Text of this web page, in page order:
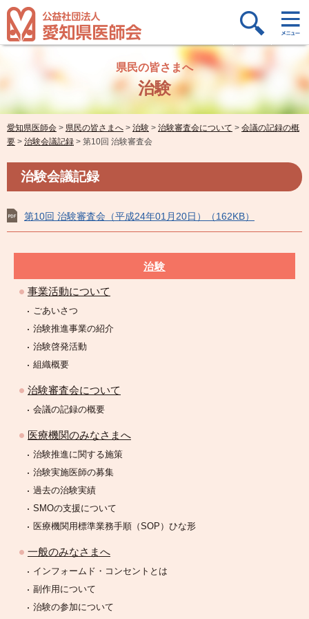
県民の皆さまへ
治験
愛知県医師会 > 県民の皆さまへ > 治験 > 治験審査会について > 会議の記録の概
要 > 治験会議記録 > 第10回 治験審査会
治験会議記録
第10回 治験審査会（平成24年01月20日）（162KB）
治験
事業活動について
ごあいさつ
治験推進事業の紹介
治験啓発活動
組織概要
治験審査会について
会議の記録の概要
医療機関のみなさまへ
治験推進に関する施策
治験実施医師の募集
過去の治験実績
SMOの支援について
医療機関用標準業務手順（SOP）ひな形
一般のみなさまへ
インフォームド・コンセントとは
副作用について
治験の参加について